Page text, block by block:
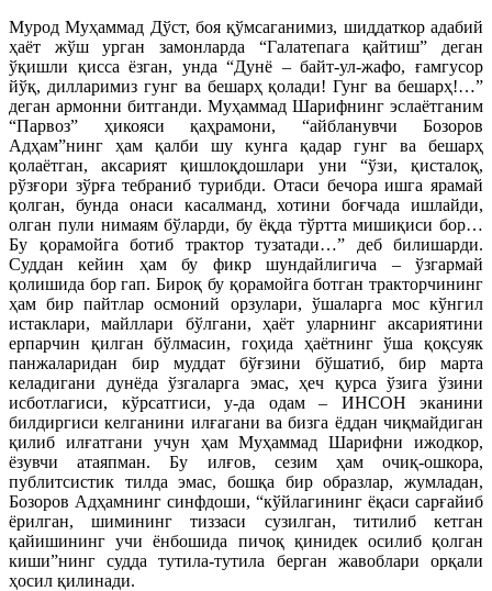
Мурод Муҳаммад Дўст, боя қўмсаганимиз, шиддаткор адабий
ҳаёт жўш урган замонларда “Галатепага қайтиш” деган
ўқишли қисса ёзган, унда “Дунё – байт-ул-жафо, ғамгусор
йўқ, дилларимиз гунг ва бешарҳ қолади! Гунг ва бешарҳ!…”
деган армонни битганди. Муҳаммад Шарифнинг эслаётганим
“Парвоз” ҳикояси қаҳрамони, “айбланувчи Бозоров
Адҳам”нинг ҳам қалби шу кунга қадар гунг ва бешарҳ
қолаётган, аксарият қишлоқдошлари уни “ўзи, қисталоқ,
рўзғори зўрға тебраниб турибди. Отаси бечора ишга ярамай
қолган, бунда онаси касалманд, хотини боғчада ишлайди,
олган пули нимаям бўларди, бу ёқда тўртта мишиқиси бор…
Бу қорамойга ботиб трактор тузатади…” деб билишарди.
Суддан кейин ҳам бу фикр шундайлигича – ўзгармай
қолишида бор гап. Бироқ бу қорамойга ботган тракторчининг
ҳам бир пайтлар осмоний орзулари, ўшаларга мос кўнгил
истаклари, майллари бўлгани, ҳаёт уларнинг аксариятини
ерпарчин қилган бўлмасин, гоҳида ҳаётнинг ўша қоқсуяк
панжаларидан бир муддат бўғзини бўшатиб, бир марта
келадигани дунёда ўзгаларга эмас, ҳеч қурса ўзига ўзини
исботлагиси, кўрсатгиси, у-да одам – ИНСОН эканини
билдиргиси келганини илғагани ва бизга ёддан чиқмайдиган
қилиб илғатгани учун ҳам Муҳаммад Шарифни ижодкор,
ёзувчи атаяпман. Бу илғов, сезим ҳам очиқ-ошкора,
публитсистик тилда эмас, бошқа бир образлар, жумладан,
Бозоров Адҳамнинг синфдоши, “кўйлагининг ёқаси сарғайиб
ёрилган, шимининг тиззаси сузилган, титилиб кетган
қайишининг учи ёнбошида пичоқ қинидек осилиб қолган
киши”нинг судда тутила-тутила берган жавоблари орқали
ҳосил қилинади.